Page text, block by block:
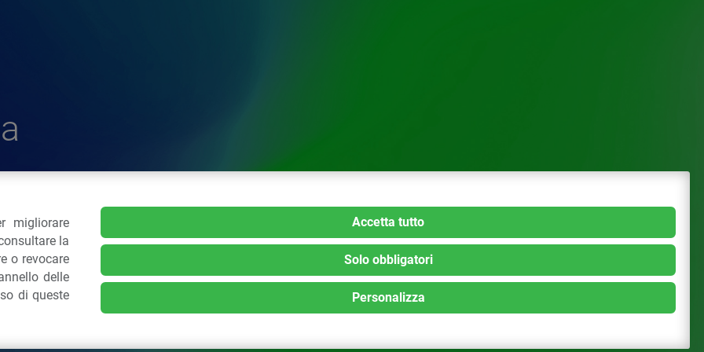
Plastiche
02 43928225.
migliorare
la
o revocare
delle
di queste
Accetta tutto
Solo obbligatori
Personalizza